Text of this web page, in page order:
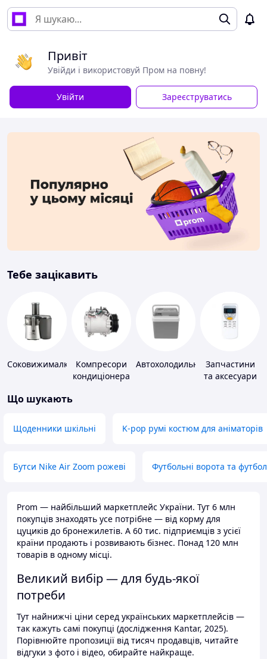
Привіт
Увійди і використовуй Пром на повну!
Увійти Зареєструватись
Тебе зацікавить
Соковижималки
Компресори
кондиціонера
АвтохолодильникиЗапчастини
та аксесуари
Що шукають
Щоденники шкільні K-pop румі костюм для аніматорів
Бутси Nike Air Zoom рожеві Футбольні ворота та
Prom — найбільший маркетплейс України. Тут 6 млн
покупців знаходять усе потрібне — від корму для
цуциків до бронежилетів. А 60 тис. підприємців з усієї
країни продають і розвивають бізнес. Понад 120 млн
товарів в одному місці.
Великий вибір — для будь-якої
потреби
Тут найнижчі ціни серед українських маркетплейсів —
так кажуть самі покупці (дослідження Kantar, 2025).
Порівнюйте пропозиції від тисяч продавців, читайте
відгуки з фото і відео, обирайте найкраще.